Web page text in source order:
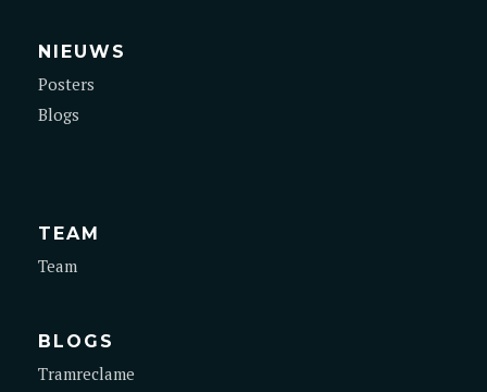
NIEUWS
Posters
Blogs
TEAM
Team
BLOGS
Tramreclame